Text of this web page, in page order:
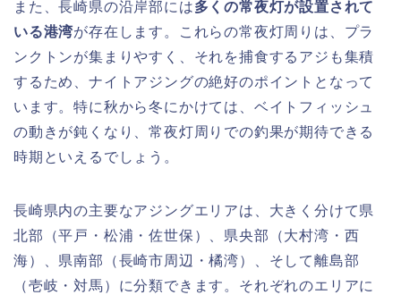
また、長崎県の沿岸部には多くの常夜灯が設置されて
いる港湾が存在します。これらの常夜灯周りは、プラ
ンクトンが集まりやすく、それを捕食するアジも集積
するため、ナイトアジングの絶好のポイントとなって
います。特に秋から冬にかけては、ベイトフィッシュ
の動きが鈍くなり、常夜灯周りでの釣果が期待できる
時期といえるでしょう。
長崎県内の主要なアジングエリアは、大きく分けて県
北部（平戸・松浦・佐世保）、県央部（大村湾・西
海）、県南部（長崎市周辺・橘湾）、そして離島部
（壱岐・対馬）に分類できます。それぞれのエリアに